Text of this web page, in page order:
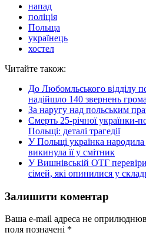
напад
поліція
Польща
українець
хостел
Читайте також:
До Любомльського відділу
надійшло 140 звернень
За наругу над польським
Смерть 25-річної українки-
Польщі: деталі трагедії
У Польщі українка народила
викинула її у смітник
У Вишнівській ОТГ
сімей, які опинилися у
Залишити коментар
Ваша e-mail адреса не
поля позначені *